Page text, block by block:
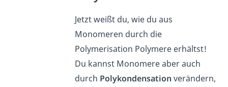
Jetzt weißt du, wie du aus
Monomeren durch die
Polymerisation Polymere erhältst!
Du kannst Monomere aber auch
durch Polykondensationverändern,